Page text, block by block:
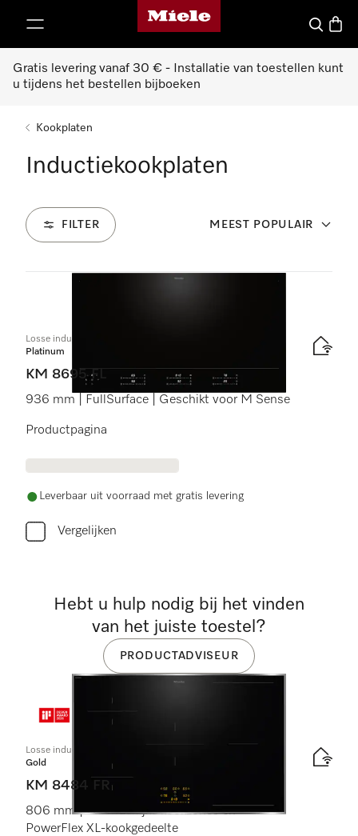
Miele homepage
Wat zoek
Gratis levering vanaf 30 € - Installatie van toestellen kunt
u tijdens het bestellen bijboeken
Kookplaten
Inductiekookplaten
FILTER MEEST POPULAIR
Losse inductiekookplaat
Platinum
KM 8695 FL
936 mm | FullSurface | Geschikt voor M Sense
Productpagina
Leverbaar uit voorraad met gratis levering
Vergelijken
Losse inductiekookplaat
Gold
KM 8484 FR
806 mm | Afzonderlijke kookzones en
PowerFlex XL-kookgedeelte
Hebt u hulp nodig bij het vinden
van het juiste toestel?
PRODUCTADVISEUR